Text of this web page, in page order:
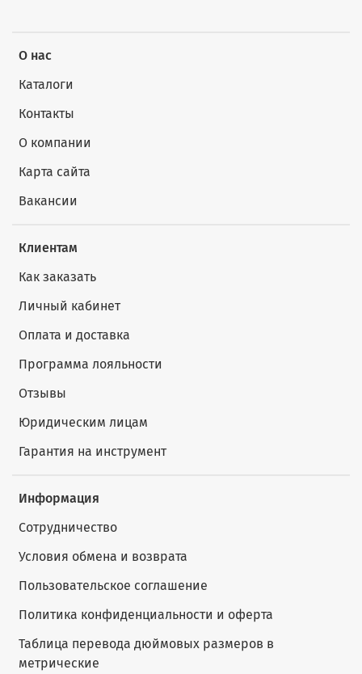
О нас
Каталоги
Контакты
О компании
Карта сайта
Вакансии
Клиентам
Как заказать
Личный кабинет
Оплата и доставка
Программа лояльности
Отзывы
Юридическим лицам
Гарантия на инструмент
Информация
Сотрудничество
Условия обмена и возврата
Пользовательское соглашение
Политика конфиденциальности и оферта
Таблица перевода дюймовых размеров в
метрические